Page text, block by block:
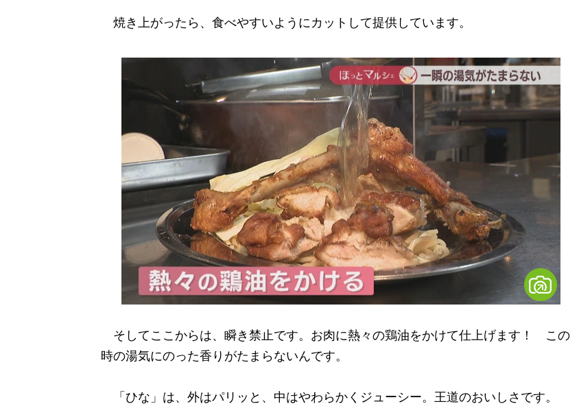
焼き上がったら、食べやすいようにカットして提供しています。
そしてここからは、瞬き禁止です。お肉に熱々の鶏油をかけて仕上げます！ この
時の湯気にのった香りがたまらないんです。
「ひな」は、外はパリッと、中はやわらかくジューシー。王道のおいしさです。